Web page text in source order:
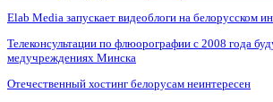
Elab Media запускает видеоблоги на белорусском
Телеконсультации по флюорографии с 2008 года
медучреждениях Минска
Отечественный хостинг белорусам неинтересен